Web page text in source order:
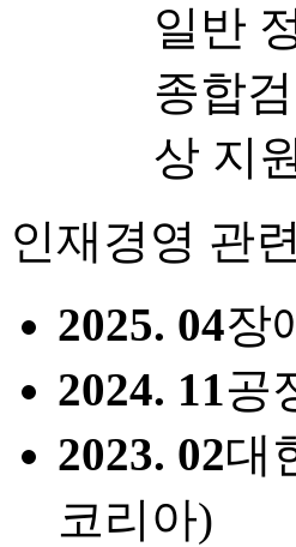
일반
종합
상 지
인재경영 관
2025. 04장
2024. 11공
2023. 02대
코리아)